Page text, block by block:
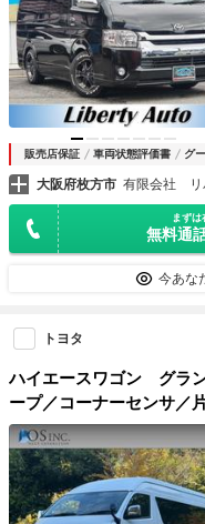
販売店保証 車両状態評価書 グ
大阪府枚方市 有限会社 リ
まず
無料通
今あな
トヨタ
ハイエースワゴン グラ
ープ／コーナーセンサ／
タート／ＥＴＣ／バック
接続／オートライト／オ
ー／社外ナビ